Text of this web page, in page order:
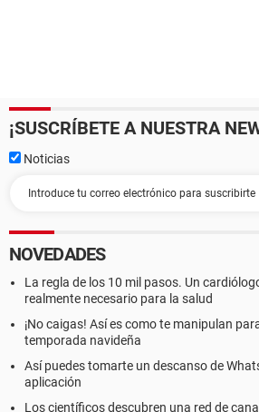
¡SUSCRÍBETE A NUESTRA
Noticias
NOVEDADES
La regla de los 10 mil pasos. Un
realmente necesario para la salud
¡No caigas! Así es como te manipulan
temporada navideña
Así puedes tomarte un descanso de
aplicación
Los científicos descubren una red de